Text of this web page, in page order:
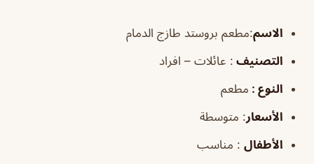
الاسم:مطعم بروستد طازج الدمام
التصنيف : عائلات – افراد
النوع : مطعم
الأسعار: متوسطة
الأطفال : مناسب